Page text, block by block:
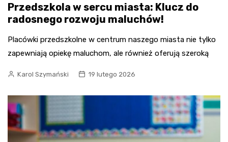
Przedszkola w sercu miasta: Klucz do
radosnego rozwoju maluchów!
Placówki przedszkolne w centrum naszego miasta nie tylko
zapewniają opiekę maluchom, ale również oferują szeroką
Karol Szymański 19 lutego 2026